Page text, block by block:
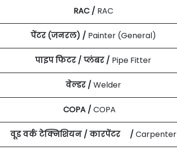
RAC / RAC
पेंटर (जनरल) / Painter (General)
पाइप फिटर / प्लंबर / Pipe Fitter
वेल्डर / Welder
COPA / COPA
वूड वर्क टेक्निशियन / कारपेंटर / Carpenter